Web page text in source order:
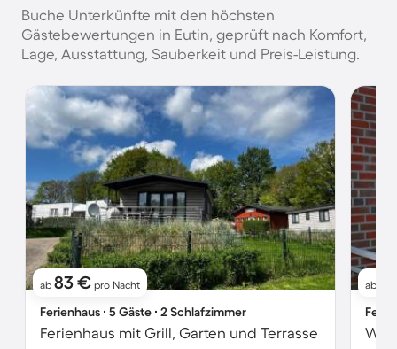
Buche Unterkünfte mit den höchsten
Gästebewertungen in Eutin, geprüft nach Komfort,
Lage, Ausstattung, Sauberkeit und Preis-Leistung.
ab 83 € pro Nacht
Ferienhaus ∙ 5 Gäste ∙ 2 Schlafzimmer
Ferienhaus mit Grill, Garten und Terrasse
ab